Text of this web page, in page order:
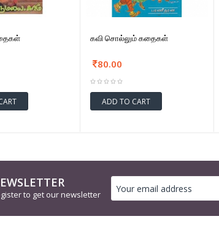
கவி சொல்லும் கதைகள்
80.00
ADD TO CART
to get our newsletter